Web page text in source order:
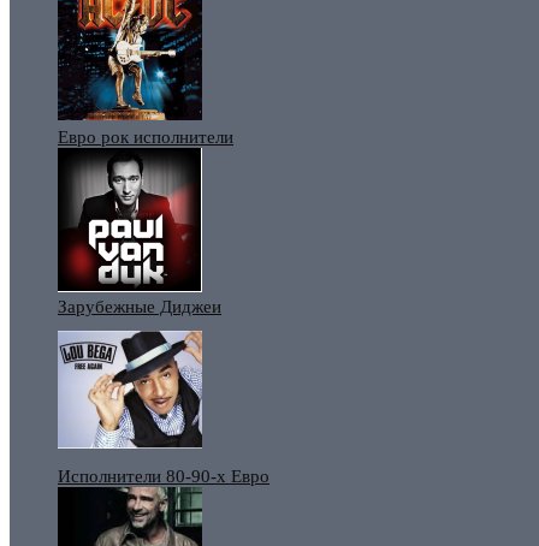
Евро рок исполнители
Зарубежные Диджеи
Исполнители 80-90-х Евро